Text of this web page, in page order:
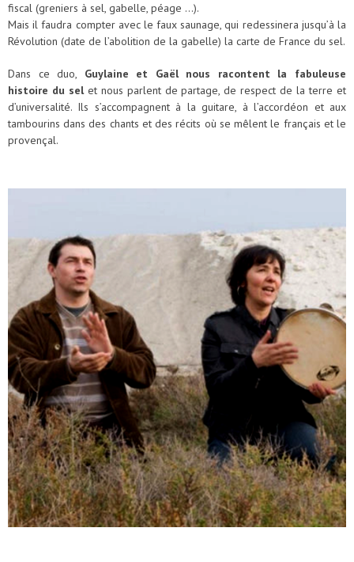
fiscal (greniers à sel, gabelle, péage …).
Mais il faudra compter avec le faux saunage, qui redessinera jusqu’à la
Révolution (date de l’abolition de la gabelle) la carte de France du sel.
Dans ce duo, Guylaine et Gaël nous racontent la fabuleuse
histoire du selet nous parlent de partage, de respect de la terre et
d’universalité. Ils s’accompagnent à la guitare, à l’accordéon et aux
tambourins dans des chants et des récits où se mêlent le français et le
provençal.